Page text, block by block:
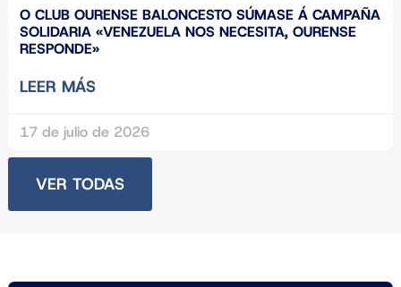
O CLUB OURENSE BALONCESTO SÚMASE Á CAMPAÑA
SOLIDARIA «VENEZUELA NOS NECESITA, OURENSE
RESPONDE»
LEER MÁS
17 de julio de 2026
VER TODAS